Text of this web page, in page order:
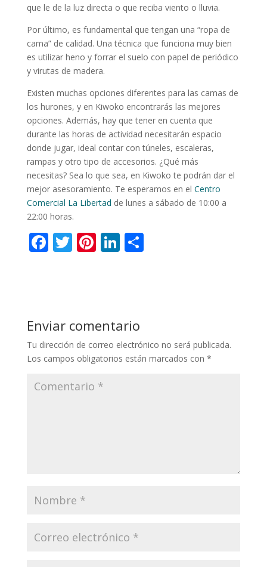
que le de la luz directa o que reciba viento o lluvia.
Por último, es fundamental que tengan una “ropa de
cama” de calidad. Una técnica que funciona muy bien
es utilizar heno y forrar el suelo con papel de periódico
y virutas de madera.
Existen muchas opciones diferentes para las camas de
los hurones, y en Kiwoko encontrarás las mejores
opciones. Además, hay que tener en cuenta que
durante las horas de actividad necesitarán espacio
donde jugar, ideal contar con túneles, escaleras,
rampas y otro tipo de accesorios. ¿Qué más
necesitas? Sea lo que sea, en Kiwoko te podrán dar el
mejor asesoramiento. Te esperamos en el Centro
Comercial La Libertad de lunes a sábado de 10:00 a
22:00 horas.
F
o
o
k
T Pi
st
Li
dI
n
C
ti
r
Enviar comentario
Tu dirección de correo electrónico no será publicada.
Los campos obligatorios están marcados con *